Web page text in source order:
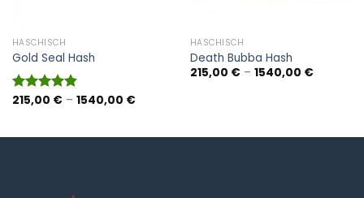
HASCHISCH
Gold Seal Hash
Bewertet
215,00 € – 1540,00 €Preisspanne:
HASCHISCH
Death Bubba Hash
215,00 € – 1540,00 €